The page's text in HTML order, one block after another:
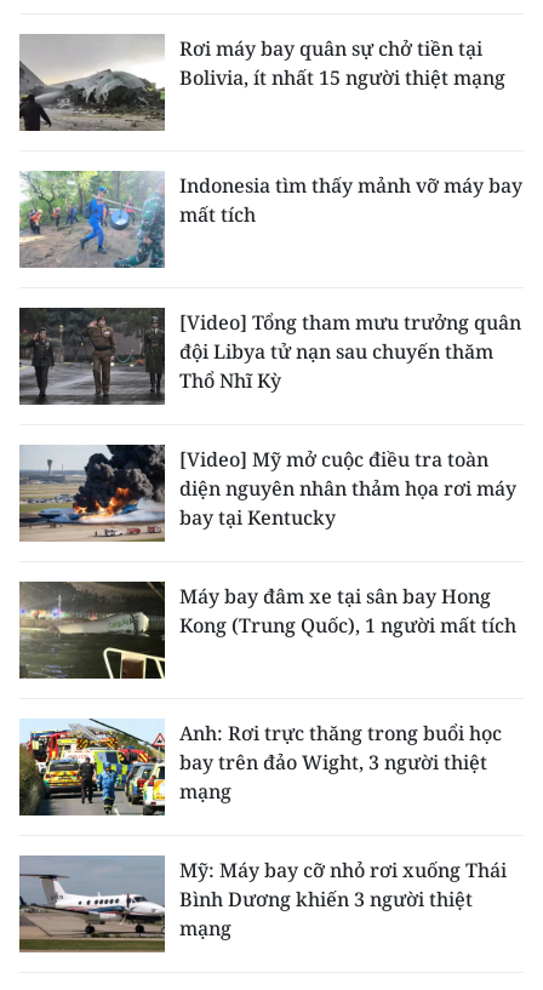
KHOA HỌC - CÔNG NGHỆ
MÔI TRƯỜNG
BẠN ĐỌC
KIỂM CHỨNG THÔNG TIN
54 DÂN TỘC VIỆT NAM
CHƯƠNG TRÌNH OCOP - MỖI XÃ
MỘT SẢN PHẨM
RADIO
MEDIA CENTER
E-Magazine
Video
Media Chính trị
Media Kinh tế
Media Xã hội
Media Pháp luật
Rơi máy bay quân sự chở tiền tại
Bolivia, ít nhất 15 người thiệt mạng
Indonesia tìm thấy mảnh vỡ máy bay
mất tích
[Video] Tổng tham mưu trưởng quân
đội Libya tử nạn sau chuyến thăm
Thổ Nhĩ Kỳ
[Video] Mỹ mở cuộc điều tra toàn
diện nguyên nhân thảm họa rơi máy
bay tại Kentucky
Máy bay đâm xe tại sân bay Hong
Kong (Trung Quốc), 1 người mất tích
Anh: Rơi trực thăng trong buổi học
bay trên đảo Wight, 3 người thiệt
mạng
Mỹ: Máy bay cỡ nhỏ rơi xuống Thái
Bình Dương khiến 3 người thiệt
mạng